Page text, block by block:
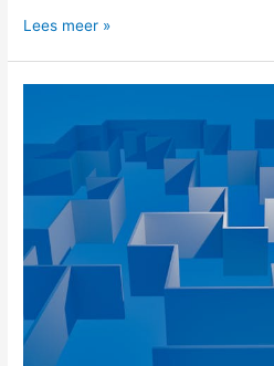
Waarom
zijn
financieren
van
een
bedrijfsovername
Lees meer »